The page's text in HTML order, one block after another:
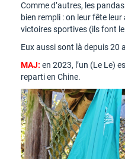
Comme d’autres, les
bien rempli : on leur fête
victoires sportives (ils font
Eux aussi sont là depuis 20
MAJ: en 2023, l’un (Le Le)
reparti en Chine.